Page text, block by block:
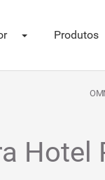
Produtos
Hotel